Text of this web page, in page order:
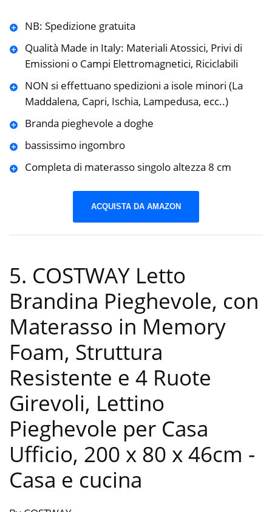
NB: Spedizione gratuita
Qualità Made in Italy: Materiali Atossici, Privi di
Emissioni o Campi Elettromagnetici, Riciclabili
NON si effettuano spedizioni a isole minori (La
Maddalena, Capri, Ischia, Lampedusa, ecc..)
Branda pieghevole a doghe
bassissimo ingombro
Completa di materasso singolo altezza 8 cm
ACQUISTA DA AMAZON
5. COSTWAY Letto
Brandina Pieghevole, con
Materasso in Memory
Foam, Struttura
Resistente e 4 Ruote
Girevoli, Lettino
Pieghevole per Casa
Ufficio, 200 x 80 x 46cm -
Casa e cucina